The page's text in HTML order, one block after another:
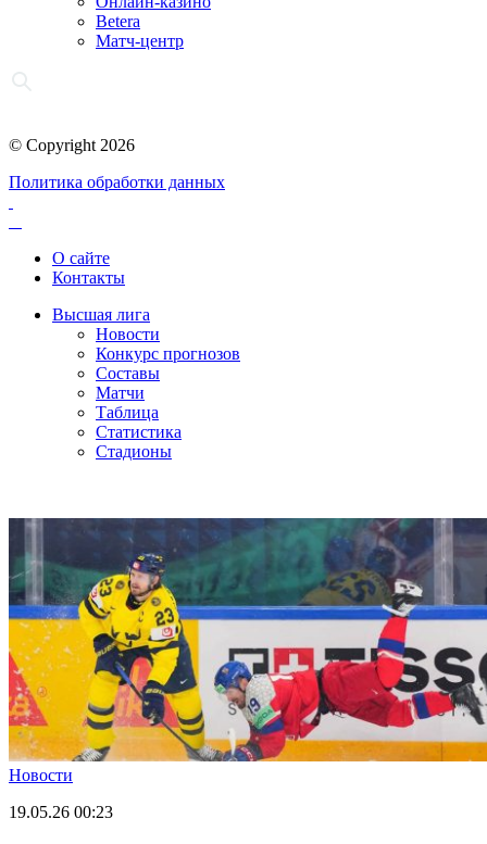
Betera
Матч-центр
© Copyright 2026
Политика обработки данных
О сайте
Контакты
Высшая лига
Новости
Конкурс прогнозов
Составы
Матчи
Таблица
Статистика
Стадионы
Новости
19.05.26 00:23